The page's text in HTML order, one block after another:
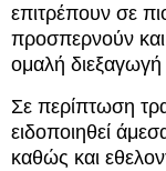
επιτρέπουν σε
προσπερνούν και
ομαλή
Σε περίπτωση
ειδοποιηθεί
καθώς και